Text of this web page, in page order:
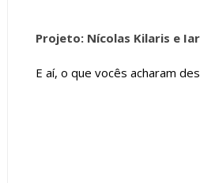
Projeto: Nícolas Kilaris e
E aí, o que vocês acharam